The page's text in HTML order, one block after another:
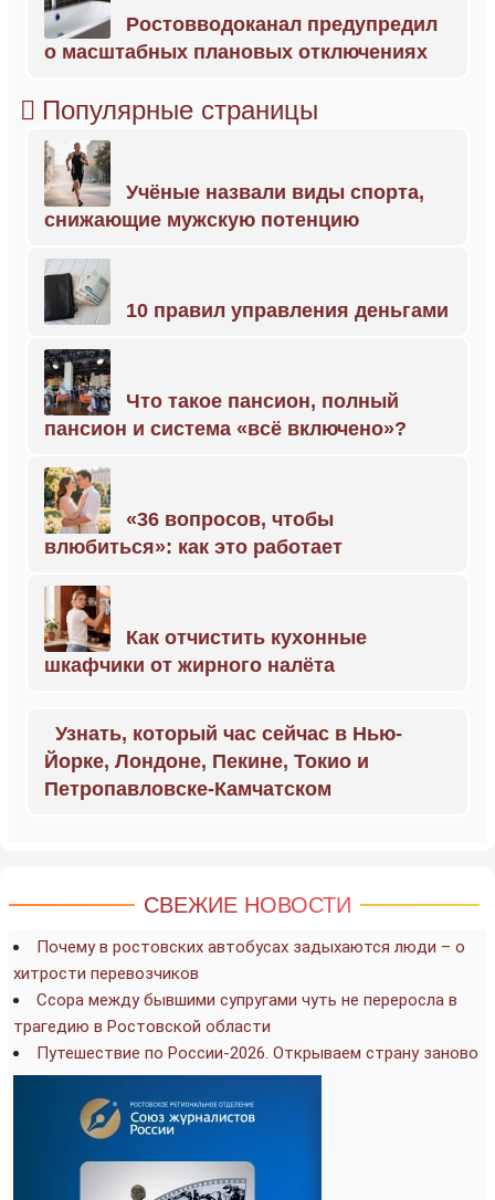
Ростовводоканал предупредил
о масштабных плановых отключениях
Популярные страницы
Учёные назвали виды спорта,
снижающие мужскую потенцию
10 правил управления деньгами
Что такое пансион, полный
пансион и система «всё включено»?
«36 вопросов, чтобы
влюбиться»: как это работает
Как отчистить кухонные
шкафчики от жирного налёта
Узнать, который час сейчас в Нью-
Йорке, Лондоне, Пекине, Токио и
Петропавловске-Камчатском
СВЕЖИЕ НОВОСТИ
Почему в ростовских автобусах задыхаются люди – о
хитрости перевозчиков
Ссора между бывшими супругами чуть не переросла в
трагедию в Ростовской области
Путешествие по России-2026. Открываем страну заново